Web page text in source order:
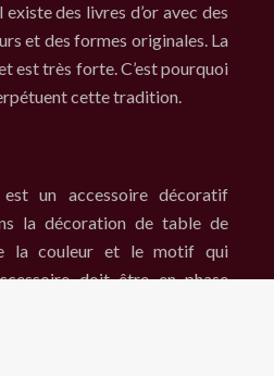
des livres d’or avec des
et des formes originales. La
est très forte. C’est pourquoi
cette tradition.
un accessoire décoratif
la décoration de table de
la couleur et le motif qui
doit être en phase